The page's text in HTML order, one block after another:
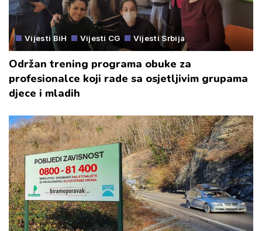
Vijesti BiH Vijesti CG Vijesti Srbija
Održan trening programa obuke za
profesionalce koji rade sa osjetljivim grupama
djece i mladih